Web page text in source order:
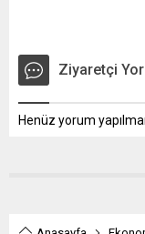
Ziyaretçi
Henüz yorum